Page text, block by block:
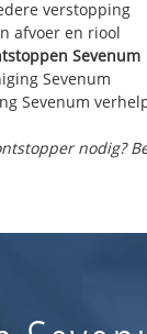
verstopping
afvoer en riool
Sevenum
Sevenum
Sevenum
nodig?